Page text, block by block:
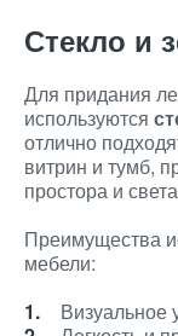
Стекло и
Для придания
используются
отлично
витрин и тумб,
простора и
Преимущества
мебели:
Визуальное